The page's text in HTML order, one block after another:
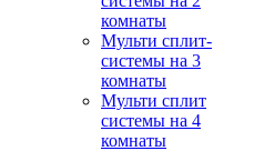
комнаты
Мульти сплит-
системы на 3
комнаты
Мульти сплит
системы на 4
комнаты